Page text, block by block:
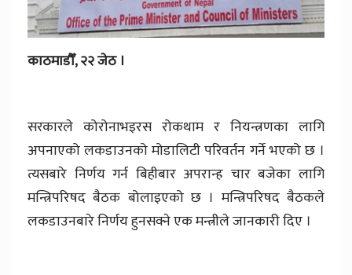
काठमाडौँ,२२जेठ ।
सरकारले कोरोनाभइरस रोकथाम र नियन्त्रणका लागि
अपनाएको लकडाउनको मोडालिटी परिवर्तन गर्ने भएको छ ।
त्यसबारे निर्णय गर्न बिहीबार अपरान्ह चार बजेका लागि
मन्त्रिपरिषद बैठक बोलाइएको छ । मन्त्रिपरिषद बैठकले
लकडाउनबारे निर्णय हुनसक्ने एक मन्त्रीले जानकारी दिए ।